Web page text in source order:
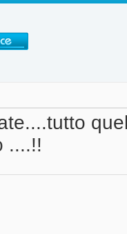
....!!